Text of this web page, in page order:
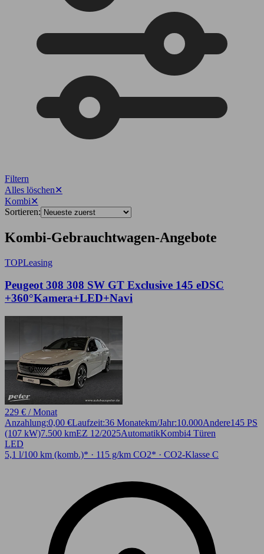
Filtern
Alles löschen✕
Kombi✕
Sortieren:
Kombi-Gebrauchtwagen-Angebote
TOPLeasing
Peugeot 308 308 SW GT Exclusive 145 eDSC
+360°Kamera+LED+Navi
229 € / Monat
Anzahlung:0,00 €Laufzeit:36 Monatekm/Jahr:10.000Andere145 PS
(107 kW)7.500 kmEZ 12/2025AutomatikKombi4 Türen
LED
5,1 l/100 km (komb.)* · 115 g/km CO2* · CO2-Klasse C